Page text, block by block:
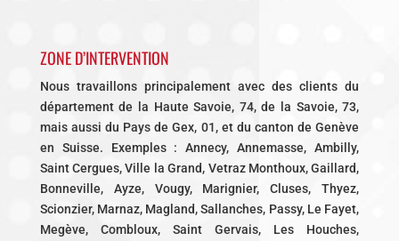
ZONE D’INTERVENTION
Nous travaillons principalement avec des clients du
département de la Haute Savoie, 74, de la Savoie, 73,
mais aussi du Pays de Gex, 01, et du canton de Genève
en Suisse. Exemples : Annecy, Annemasse, Ambilly,
Saint Cergues, Ville la Grand, Vetraz Monthoux, Gaillard,
Bonneville, Ayze, Vougy, Marignier, Cluses, Thyez,
Scionzier, Marnaz, Magland, Sallanches, Passy, Le Fayet,
Megève, Combloux, Saint Gervais, Les Houches,